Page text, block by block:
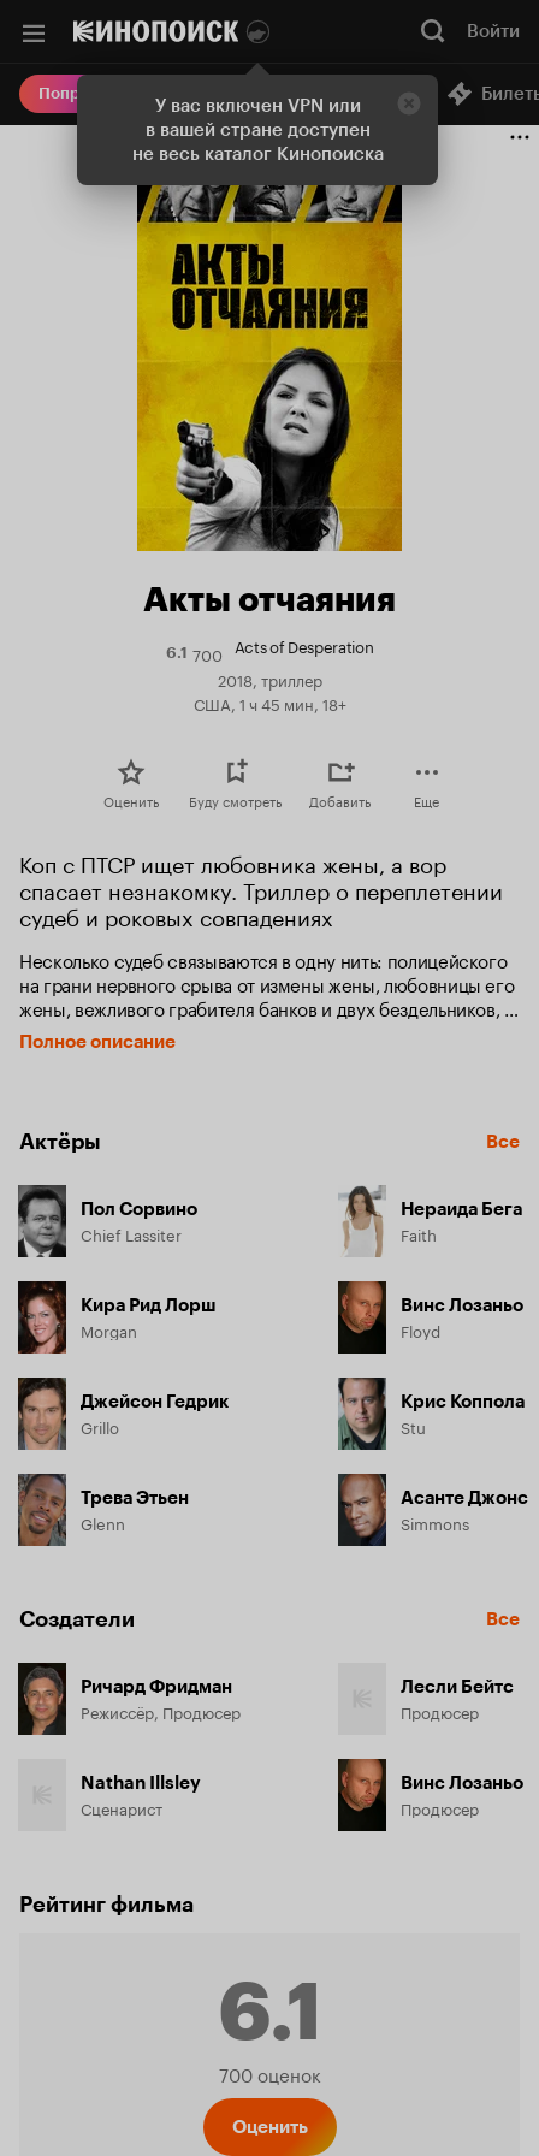
У вас включен VPN или
в вашей стране доступен
не весь каталог Кинопоиска
Войти
Попробовать Плюс Онлайн-кинотеатр
Акты отчаяния
6.1Рейтинг
Кинопоиска
700 Acts of Desperation
2018, триллер
США, 1 ч 45 мин, 18+
Оценить Буду смотреть Добавить Еще
Коп с ПТСР ищет любовника жены, а вор
спасает незнакомку. Триллер о переплетении
судеб и роковых совпадениях
Несколько судеб связываются в одну нить: полицейского
на грани нервного срыва от измены жены, любовницы его
жены, вежливого грабителя банков и двух бездельников,
мечтающих о лёгких деньгах. Как сложатся их жизни,
когда они узнают, как тесен мир?
Полное описание
Актёры Все
Пол Сорвино
Chief Lassiter
Кира Рид Лорш
Morgan
Джейсон Гедрик
Grillo
Трева Этьен
Glenn
Нераида Бега
Faith
Винс Лозаньо
Floyd
Крис Коппола
Stu
Асанте Джонс
Simmons
Создатели Все
Ричард Фридман
Режиссёр, Продюсер
Nathan Illsley
Сценарист
Лесли Бейтс
Продюсер
Винс Лозаньо
Продюсер
Рейтинг фильма
6.1
Рейтинг
700 оценок
Оценить